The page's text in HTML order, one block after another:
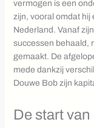
vermogen is een
zijn, vooral omdat hij
Nederland. Vanaf
successen behaald,
gemaakt. De
mede dankzij
Douwe Bob zijn
De start